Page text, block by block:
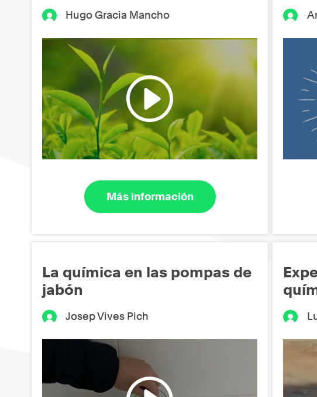
Hugo Gracia Mancho
Más información
La química en las pompas de
jabón
Josep Vives Pich